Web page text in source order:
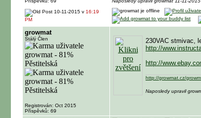
10-11-2015 v 16:19
PM
growmat
Stálý Člen
Registrován: Oct 2015
Příspěvků: 69
230VAC stmivac,
http://
http://
http://growmat.cz/
Naposledy upravil